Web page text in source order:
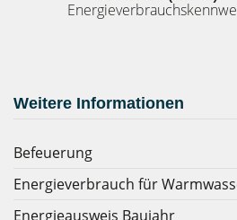
Weitere Informationen
Befeuerung
Energieverbrauch für
Energieausweis Baujahr